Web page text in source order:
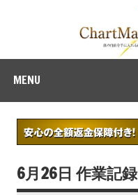
MENU
6月26日 作業記録